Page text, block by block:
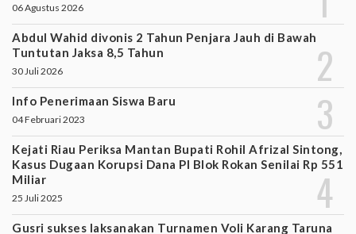
06 Agustus 2026
Abdul Wahid divonis 2 Tahun Penjara Jauh di Bawah
Tuntutan Jaksa 8,5 Tahun
30 Juli 2026
Info Penerimaan Siswa Baru
04 Februari 2023
Kejati Riau Periksa Mantan Bupati Rohil Afrizal Sintong,
Kasus Dugaan Korupsi Dana PI Blok Rokan Senilai Rp 551
Miliar
25 Juli 2025
Gusri sukses laksanakan Turnamen Voli Karang Taruna